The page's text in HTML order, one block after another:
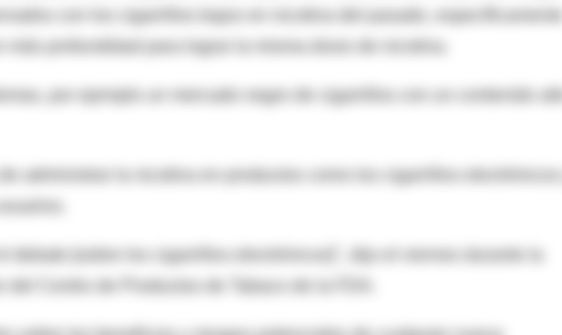
con los cigarrillos bajos en nicotina del pasado,
profundidad para lograr la misma dosis de nicotina.
por ejemplo un mercado negro de cigarrillos con un contenido
administrar la nicotina en productos como los cigarrillos
debate [sobre los cigarrillos electrónicos]", dijo el viernes durante la